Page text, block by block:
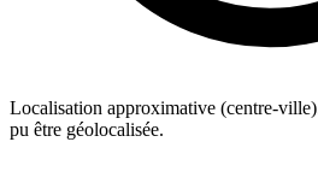
Localisation approximative (centre-
pu être géolocalisée.